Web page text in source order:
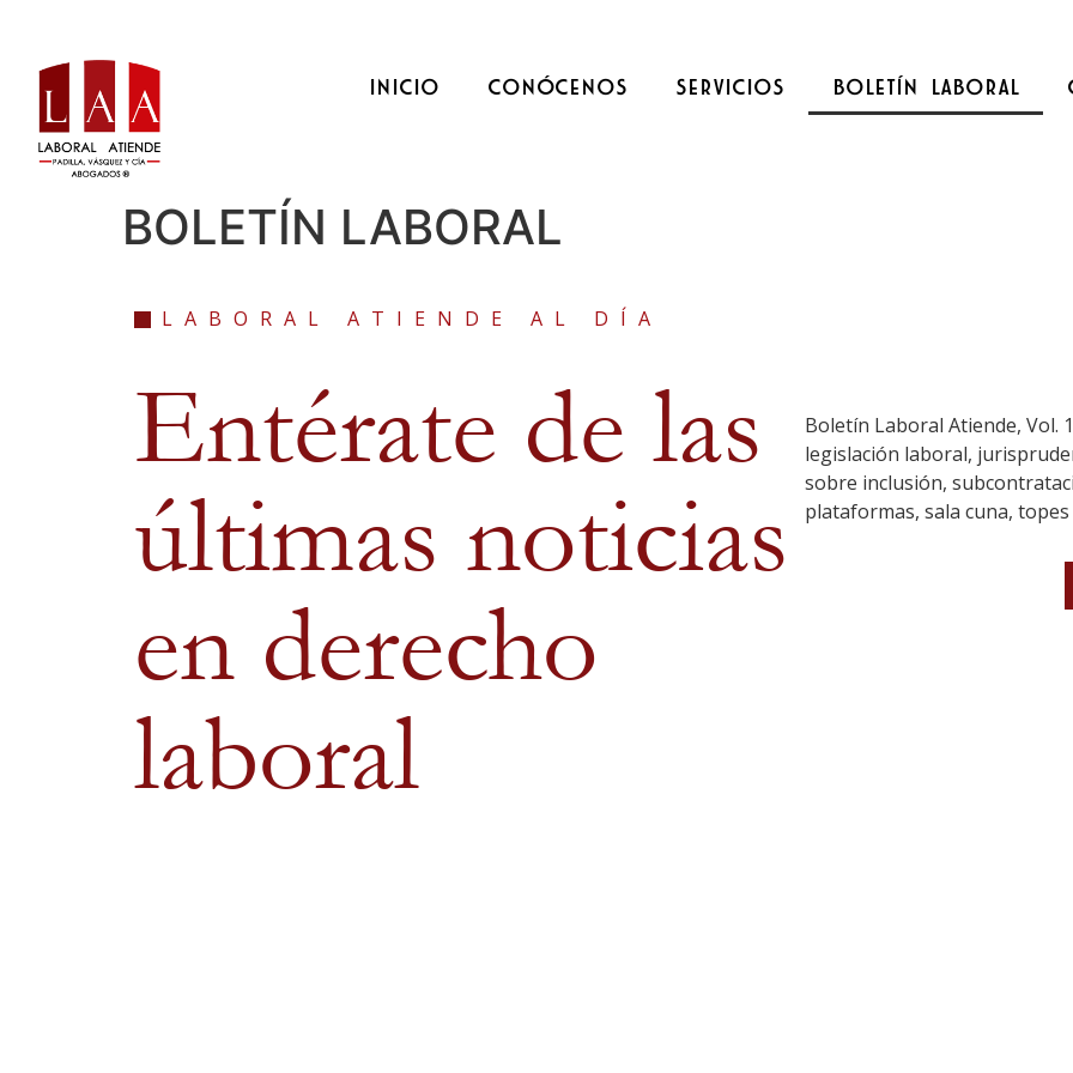
INICIO CONÓCENOS SERVICIOS BOLETÍN LABORAL
BOLETÍN LABORAL
LABORAL ATIENDE AL DÍA
Entérate de las
últimas noticias
en derecho
laboral
Boletín Laboral Atiende, Vol.
legislación laboral,
sobre inclusión,
plataformas, sala cuna, topes